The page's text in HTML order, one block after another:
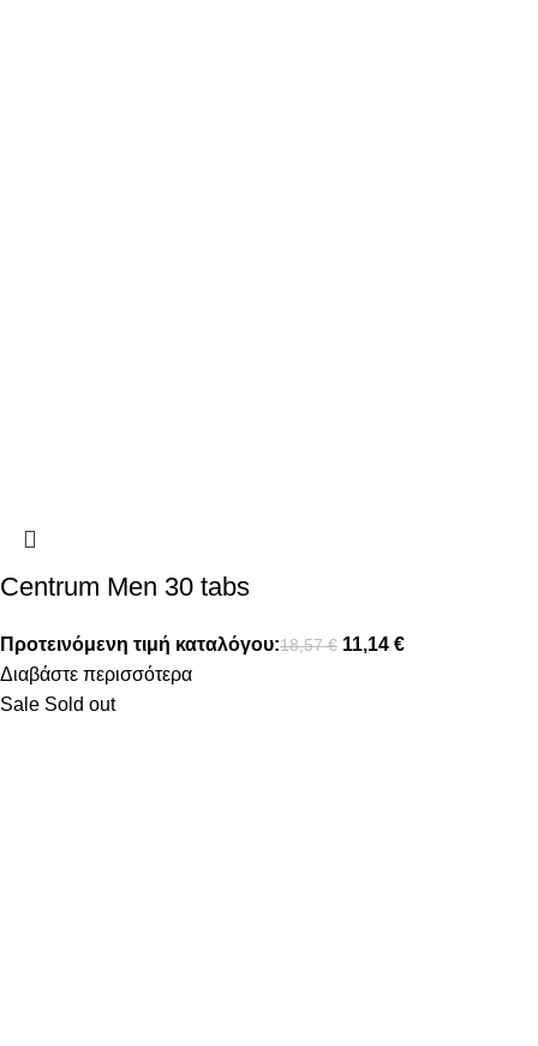
Centrum Men 30 tabs
Προτεινόμενη τιμή καταλόγου:18,57€ 11,14 €
Διαβάστε περισσότερα
Sale Sold out